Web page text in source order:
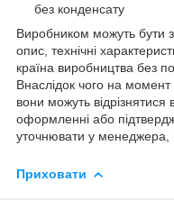
без конденсату
Виробником можуть бути
опис, технічні
країна виробництва без
Внаслідок чого на
вони можуть
оформленні або
уточнювати у менеджера,
Приховати